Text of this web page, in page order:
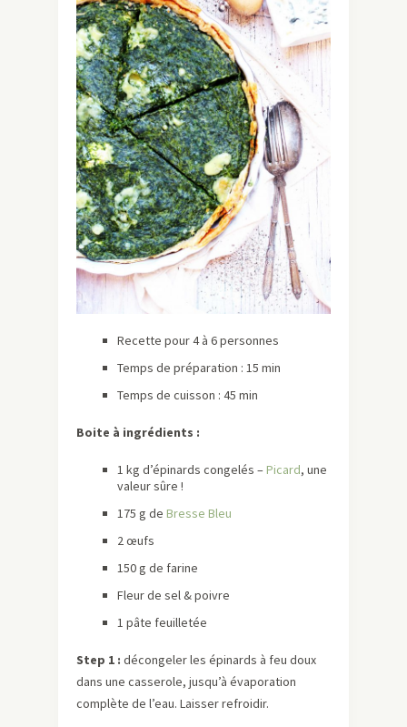
Recette pour 4 à 6 personnes
Temps de préparation : 15 min
Temps de cuisson : 45 min
Boite à ingrédients :
1 kg d’épinards congelés –Picard, une
valeur sûre !
175 g de Bresse Bleu
2 œufs
150 g de farine
Fleur de sel & poivre
1 pâte feuilletée
Step 1 : décongeler les épinards à feu doux
dans une casserole, jusqu’à évaporation
complète de l’eau. Laisser refroidir.